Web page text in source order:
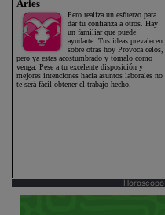
Horoscopo